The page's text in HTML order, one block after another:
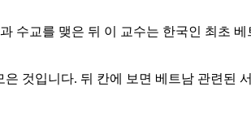
수교를 맺은 뒤 이 교수는 한국인 최초
것입니다. 뒤 칸에 보면 베트남 관련된